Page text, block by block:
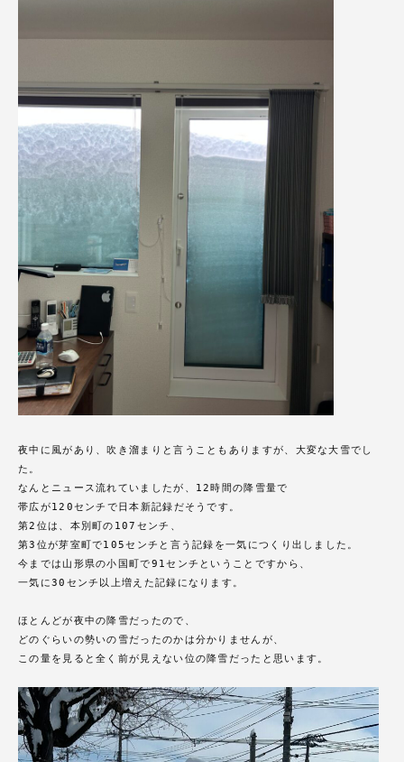
夜中に風があり、吹き溜まりと言うこともありますが、大変な大雪でし
た。
なんとニュース流れていましたが、12時間の降雪量で
帯広が120センチで日本新記録だそうです。
第2位は、本別町の107センチ、
第3位が芽室町で105センチと言う記録を一気につくり出しました。
今までは山形県の小国町で91センチということですから、
一気に30センチ以上増えた記録になります。
ほとんどが夜中の降雪だったので、
どのぐらいの勢いの雪だったのかは分かりませんが、
この量を見ると全く前が見えない位の降雪だったと思います。